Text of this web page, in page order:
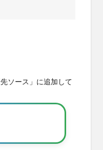
ソース」に追加して